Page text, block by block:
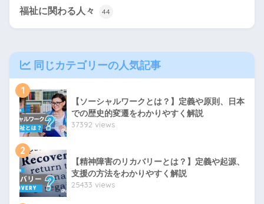
福祉に関わる人々 44
同じカテゴリーの人気記事
1
【ソーシャルワークとは？】定義や原則、日本
での歴史的変遷をわかりやすく解説
37392 views
2
【精神障害のリカバリーとは？】定義や起源、
支援の方法をわかりやすく解説
25433 views